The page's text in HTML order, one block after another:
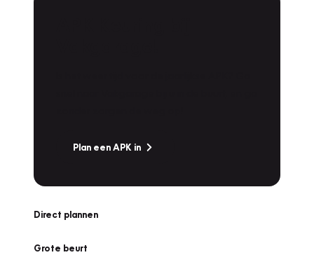
Plan een APK in
Direct plannen
Grote beurt